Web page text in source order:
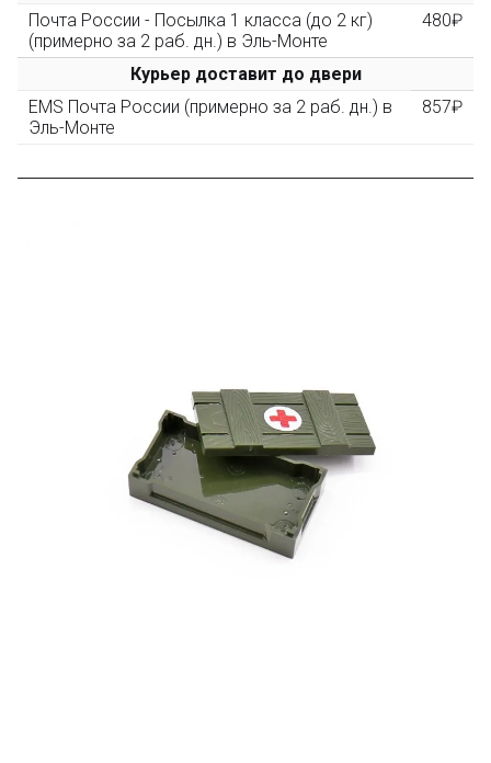
Скидка за обзор
(фото сборки) до 10%
Пришлите фото поэтапной сборки купленного
конструктора и получите дополнительную скидку
10% при покупке следующего набора (не дороже 10
на Яндекс.Маркете 150₽
Оставьте отзыв (не менее 50 символов) о товаре
через системуЯндекс.Маркетс обязательным
указанием номера и даты заказа в нашем магазине
и получите купон на скидку 150₽
Почта России - Посылка 1 класса (до 2 кг)
(примерно за 2 раб. дн.) в Эль-Монте
480₽
Курьер доставит до двери
EMS Почта России (примерно за 2 раб. дн.) в
Эль-Монте
857₽